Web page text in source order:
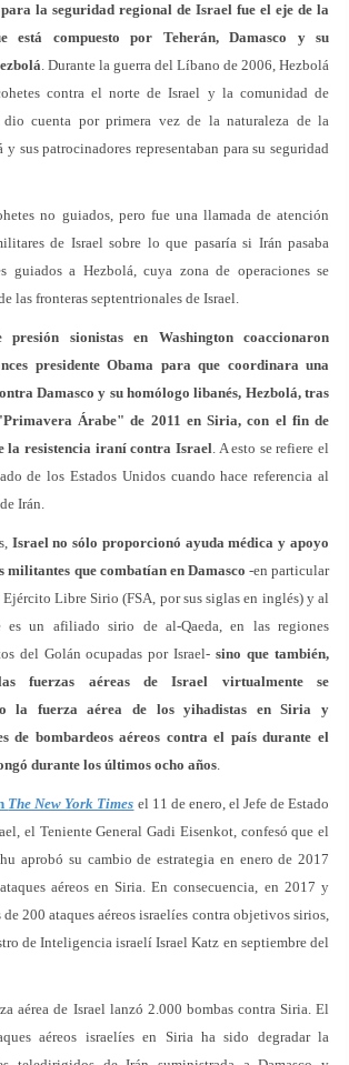
la seguridad regional de Israel fue el eje de la
está compuesto por Teherán, Damasco y su
. Durante la guerra del Líbano de 2006, Hezbolá
contra el norte de Israel y la comunidad de
dio cuenta por primera vez de la naturaleza de la
y sus patrocinadores representaban para su seguridad
no guiados, pero fue una llamada de atención
de Israel sobre lo que pasaría si Irán pasaba
guiados a Hezbolá, cuya zona de operaciones se
las fronteras septentrionales de Israel.
sionistas en Washington coaccionaron
presidente Obama para que coordinara una
Damasco y su homólogo libanés, Hezbolá, tras
Árabe" de 2011 en Siria, con el fin de
la resistencia iraní contra Israel. A esto se refiere el
de los Estados Unidos cuando hace referencia al
Irán.
Israel no sólo proporcionó ayuda médica y apoyo
militantes que combatían en Damasco -en particular
Libre Sirio (FSA, por sus siglas en inglés) y al
es un afiliado sirio de al-Qaeda, en las regiones
del Golán ocupadas por Israel-sino que también,
fuerzas aéreas de Israel virtualmente se
la fuerza aérea de los yihadistas en Siria y
de bombardeos aéreos contra el país durante el
durante los últimos ocho años.
The New York Times el 11 de enero, el Jefe de Estado
el Teniente General Gadi Eisenkot, confesó que el
aprobó su cambio de estrategia en enero de 2017
aéreos en Siria. En consecuencia, en 2017 y
200 ataques aéreos israelíes contra objetivos sirios,
de Inteligencia israelí Israel Katz en septiembre del
aérea de Israel lanzó 2.000 bombas contra Siria. El
aéreos israelíes en Siria ha sido degradar la